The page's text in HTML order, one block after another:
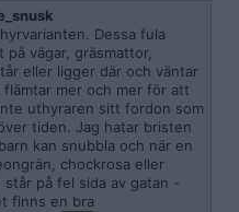
Dessa fula
vägar, gräsmattor,
eller ligger där och väntar
flämtar mer och mer för att
uthyraren sitt fordon som
tiden. Jag hatar bristen
kan snubbla och när en
chockrosa eller
på fel sida av gatan -
finns en bra